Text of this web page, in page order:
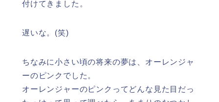
付けてきました。
遅いな。(笑)
ちなみに小さい頃の将来の夢は、オーレンジャ
ーのピンクでした。
オーレンジャーのピンクってどんな見た目だっ